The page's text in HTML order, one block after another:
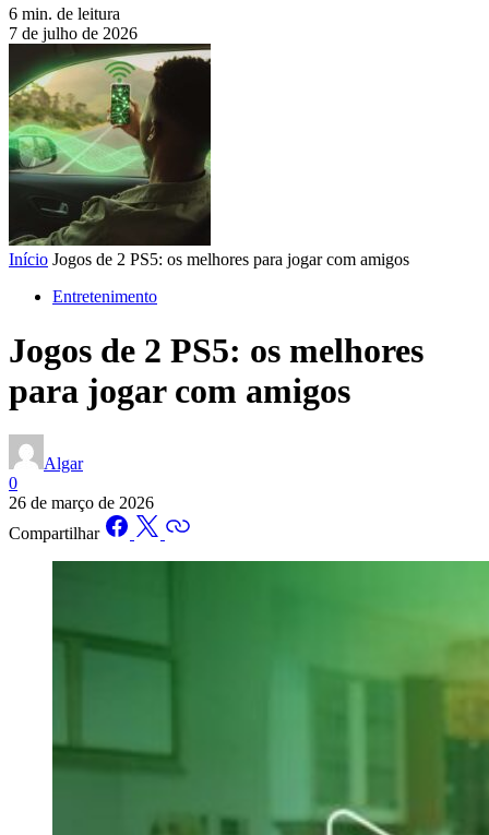
6 min. de leitura
7 de julho de 2026
Início Jogos de 2 PS5: os melhores para jogar com amigos
Entretenimento
Jogos de 2 PS5: os melhores
para jogar com amigos
Algar
0
26 de março de 2026
Compartilhar